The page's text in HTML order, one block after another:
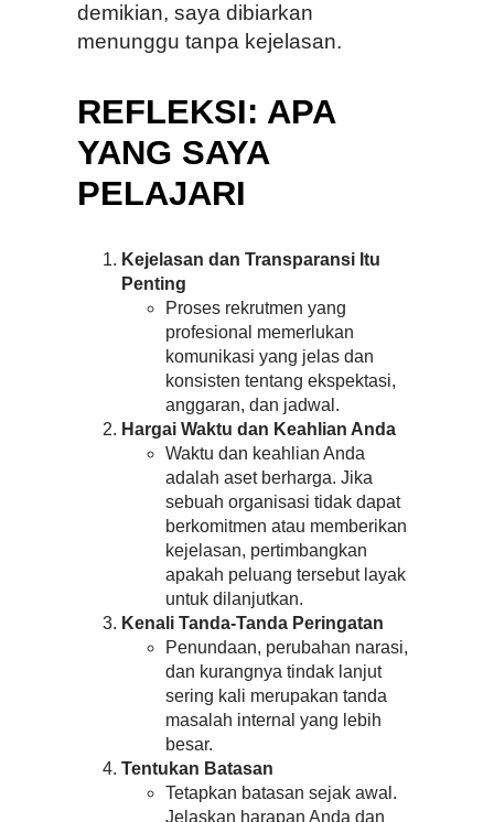
demikian, saya dibiarkan
menunggu tanpa kejelasan.
REFLEKSI: APA
YANG SAYA
PELAJARI
Kejelasan dan Transparansi Itu
Penting
Proses rekrutmen yang
profesional memerlukan
komunikasi yang jelas dan
konsisten tentang ekspektasi,
anggaran, dan jadwal.
Hargai Waktu dan Keahlian Anda
Waktu dan keahlian Anda
adalah aset berharga. Jika
sebuah organisasi tidak dapat
berkomitmen atau memberikan
kejelasan, pertimbangkan
apakah peluang tersebut layak
untuk dilanjutkan.
Kenali Tanda-Tanda Peringatan
Penundaan, perubahan narasi,
dan kurangnya tindak lanjut
sering kali merupakan tanda
masalah internal yang lebih
besar.
Tentukan Batasan
Tetapkan batasan sejak awal.
Jelaskan harapan Anda dan